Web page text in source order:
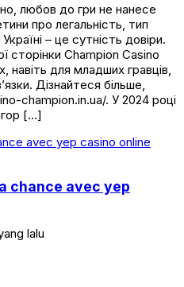
любов до гри не нанесе
про легальність, тип
– це сутність довіри.
сторінки Champion Casino
для младших гравців,
Дізнайтеся більше,
champion.in.ua/. У 2024 році
[…]
chance avec yep
lalu